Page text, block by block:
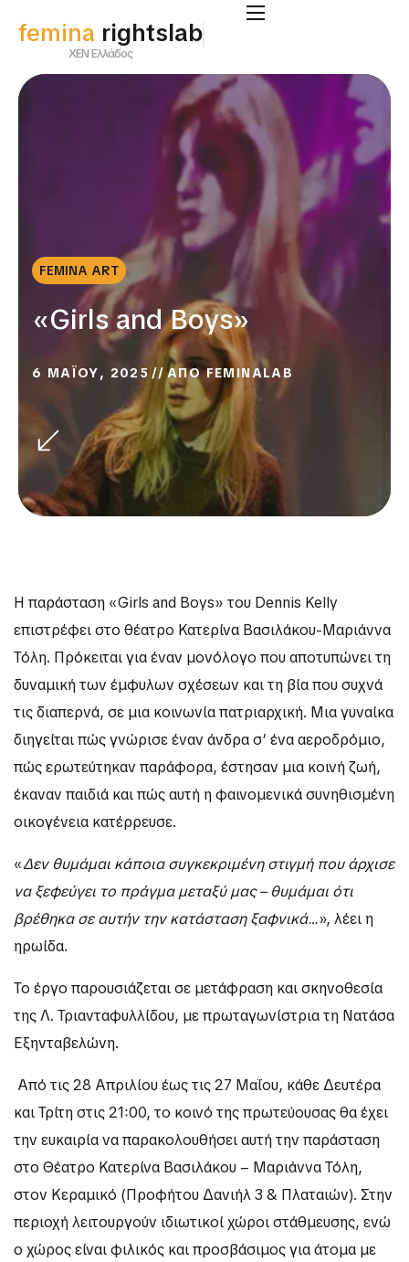
femina rightslab
ΧΕΝ Ελλάδος
FEMINA ART
«Girls and Boys»
6 ΜΑΪΟΥ, 2025 ΑΠΟFEMINALAB
Η παράσταση «Girls and Boys» του Dennis Kelly
επιστρέφει στο θέατρο Κατερίνα Βασιλάκου-Μαριάννα
Τόλη. Πρόκειται για έναν μονόλογο που αποτυπώνει τη
δυναμική των έμφυλων σχέσεων και τη βία που συχνά
τις διαπερνά, σε μια κοινωνία πατριαρχική. Μια γυναίκα
διηγείται πώς γνώρισε έναν άνδρα σ’ ένα αεροδρόμιο,
πώς ερωτεύτηκαν παράφορα, έστησαν μια κοινή ζωή,
έκαναν παιδιά και πώς αυτή η φαινομενικά συνηθισμένη
οικογένεια κατέρρευσε.
«Δεν θυμάμαι κάποια συγκεκριμένη στιγμή που άρχισε
να ξεφεύγει το πράγμα μεταξύ μας – θυμάμαι ότι
βρέθηκα σε αυτήν την κατάσταση ξαφνικά…», λέει η
ηρωίδα.
Το έργο παρουσιάζεται σε μετάφραση και σκηνοθεσία
της Λ. Τριανταφυλλίδου, με πρωταγωνίστρια τη Νατάσα
Εξηνταβελώνη.
Από τις 28 Απριλίου έως τις 27 Μαΐου, κάθε Δευτέρα
και Τρίτη στις 21:00, το κοινό της πρωτεύουσας θα έχει
την ευκαιρία να παρακολουθήσει αυτή την παράσταση
στο Θέατρο Κατερίνα Βασιλάκου – Μαριάννα Τόλη,
στον Κεραμικό (Προφήτου Δανιήλ 3 & Πλαταιών). Στην
περιοχή λειτουργούν ιδιωτικοί χώροι στάθμευσης, ενώ
ο χώρος είναι φιλικός και προσβάσιμος για άτομα με